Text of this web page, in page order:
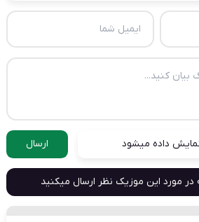
نمایش داده میشود ارسال
در مورد این موزیک نظر ارسال میکنید